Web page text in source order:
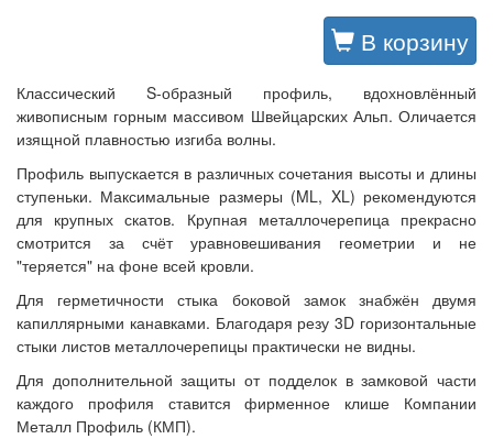
В корзину
Классический S-образный профиль, вдохновлённый
живописным горным массивом Швейцарских Альп. Оличается
изящной плавностью изгиба волны.
Профиль выпускается в различных сочетания высоты и длины
ступеньки. Максимальные размеры (ML, XL) рекомендуются
для крупных скатов. Крупная металлочерепица прекрасно
смотрится за счёт уравновешивания геометрии и не
"теряется" на фоне всей кровли.
Для герметичности стыка боковой замок знабжён двумя
капиллярными канавками. Благодаря резу 3D горизонтальные
стыки листов металлочерепицы практически не видны.
Для дополнительной защиты от подделок в замковой части
каждого профиля ставится фирменное клише Компании
Металл Профиль (КМП).